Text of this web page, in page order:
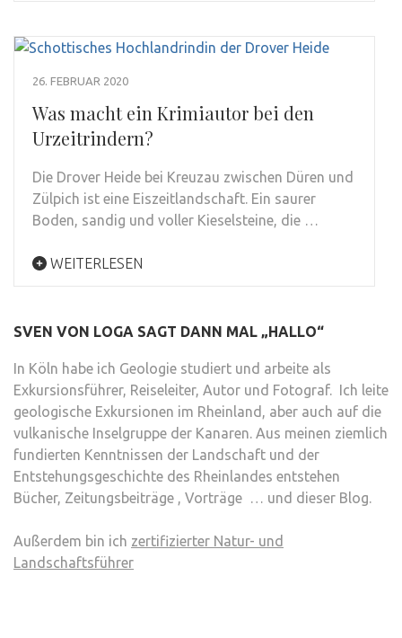
26. FEBRUAR 2020
Was macht ein Krimiautor bei den
Urzeitrindern?
Die Drover Heide bei Kreuzau zwischen Düren und
Zülpich ist eine Eiszeitlandschaft. Ein saurer
Boden, sandig und voller Kieselsteine, die …
WEITERLESEN
SVEN VON LOGA SAGT DANN MAL „HALLO“
In Köln habe ich Geologie studiert und arbeite als
Exkursionsführer, Reiseleiter, Autor und Fotograf. Ich leite
geologische Exkursionen im Rheinland, aber auch auf die
vulkanische Inselgruppe der Kanaren. Aus meinen ziemlich
fundierten Kenntnissen der Landschaft und der
Entstehungsgeschichte des Rheinlandes entstehen
Bücher, Zeitungsbeiträge , Vorträge … und dieser Blog.
Außerdem bin ich zertifizierter Natur- und
Landschaftsführer